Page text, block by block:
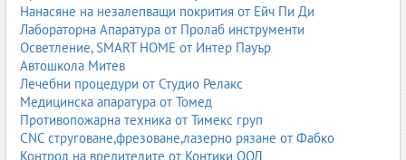
плесени и микотоксини – е от решаващо значение за здравето
на животните. Затова е важно фермерите да работят с
надеждни доставчици и да съхраняват зърнените фуражи при
подходящи условия.
зърнени фуражи;
царевица за фураж;
ечемик за фураж;
пшеница за фураж;
Нанасяне на незалепващи покрития от Ейч Пи Ди
Лабораторна Апаратура от Пролаб инструменти
Осветление, SMART HOME от Интер Пауър
Автошкола Митев
Лечебни процедури от Студио Релакс
Медицинска апаратура от Томед
Противопожарна техника от Тимекс груп
CNC струговане,фрезоване,лазерно рязане от Фабко
Контрол на вредителите от Контики ООД